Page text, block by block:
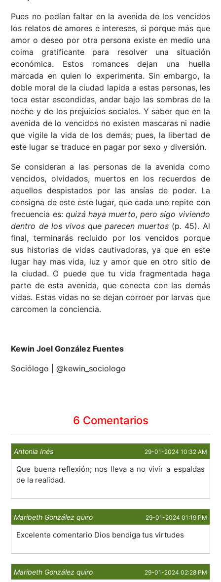
Pues no podían faltar en la avenida de los vencidos
los relatos de amores e intereses, si porque más que
amor o deseo por otra persona existe en medio una
coima gratificante para resolver una situación
económica. Estos romances dejan una huella
marcada en quien lo experimenta. Sin embargo, la
doble moral de la ciudad lapida a estas personas, les
toca estar escondidas, andar bajo las sombras de la
noche y de los prejuicios sociales. Y saber que en la
avenida de lo vencidos no existen mascaras ni nadie
que vigile la vida de los demás; pues, la libertad de
este lugar se traduce en pagar por sexo y diversión.
Se consideran a las personas de la avenida como
vencidos, olvidados, muertos en los recuerdos de
aquellos despistados por las ansías de poder. La
consigna de este este lugar, que cada uno repite con
frecuencia es: quizá haya muerto, pero sigo viviendo
dentro de los vivos que parecen muertos (p. 45). Al
final, terminarás recluido por los vencidos porque
sus historias de vidas cautivadoras, ya que en este
lugar hay mas vida, luz y amor que en otro sitio de
la ciudad. O puede que tu vida fragmentada haga
parte de esta avenida, que conecta con las demás
vidas. Estas vidas no se dejan corroer por larvas que
carcomen la conciencia.
Kewin Joel González Fuentes
Sociólogo | @kewin_sociologo
6 Comentarios
Antonia Inés 29-01-2024 10:32 AM
Que buena reflexión; nos lleva a no vivir a espaldas
de la realidad.
Maribeth González quiro 29-01-2024 01:19 PM
Excelente comentario Dios bendiga tus virtudes
Maribeth González quiro 29-01-2024 02:28 PM